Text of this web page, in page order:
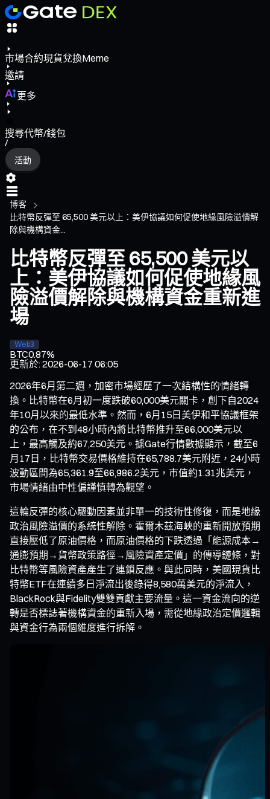
市場合約現貨兌換Meme
邀請
更多
搜尋代幣/錢包
/
活動
博客
比特幣反彈至 65,500 美元以上：美伊協議如何促使地緣風險溢價解
除與機構資金...
比特幣反彈至 65,500 美元以
上：美伊協議如何促使地緣風
險溢價解除與機構資金重新進
場
Web3
BTC0.87%
更新於:2026-06-17 06:05
2026年6月第二週，加密市場經歷了一次結構性的情緒轉
換。比特幣在6月初一度跌破60,000美元關卡，創下自2024
年10月以來的最低水準。然而，6月15日美伊和平協議框架
的公布，在不到48小時內將比特幣推升至66,000美元以
上，最高觸及約67,250美元。據Gate行情數據顯示，截至6
月17日，比特幣交易價格維持在65,788.7美元附近，24小時
波動區間為65,361.9至66,986.2美元，市值約1.31兆美元，
市場情緒由中性偏謹慎轉為觀望。
這輪反彈的核心驅動因素並非單一的技術性修復，而是地緣
政治風險溢價的系統性解除。霍爾木茲海峽的重新開放預期
直接壓低了原油價格，而原油價格的下跌透過「能源成本→
通膨預期→貨幣政策路徑→風險資產定價」的傳導鏈條，對
比特幣等風險資產產生了連鎖反應。與此同時，美國現貨比
特幣ETF在連續多日淨流出後錄得8,580萬美元的淨流入，
BlackRock與Fidelity雙雙貢獻主要流量。這一資金流向的逆
轉是否標誌著機構資金的重新入場，需從地緣政治定價邏輯
與資金行為兩個維度進行拆解。